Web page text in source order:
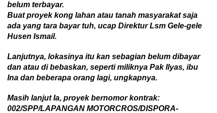
belum terbayar.
Buat proyek kong lahan atau tanah masyarakat saja
ada yang tara bayar tuh, ucap Direktur Lsm Gele-gele
Husen Ismail.
Lanjutnya, lokasinya itu kan sebagian belum dibayar
dan atau di bebaskan, seperti miliknya PakIlyas, ibu
Ina dan beberapa orang lagi, ungkapnya.
Masih lanjut Ia, proyekbernomor kontrak:
002/SPP/LAPANGAN MOTORCROS/DISPORA-